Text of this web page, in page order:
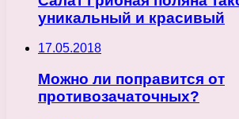
уникальный и красивый
17.05.2018
Можно ли поправится от
противозачаточных?